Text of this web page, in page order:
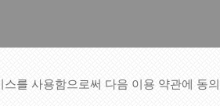
스를 사용함으로써 다음 이용 약관에 동